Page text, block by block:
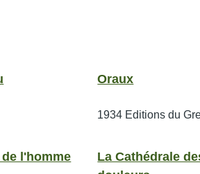
Oraux
1934 Editions du
l'homme
La Cathédrale